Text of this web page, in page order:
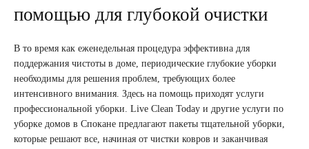
помощью для глубокой очистки
В то время как еженедельная процедура эффективна для
поддержания чистоты в доме, периодические глубокие уборки
необходимы для решения проблем, требующих более
интенсивного внимания. Здесь на помощь приходят услуги
профессиональной уборки. Live Clean Today и другие услуги по
уборке домов в Спокане предлагают пакеты тщательной уборки,
которые решают все, начиная от чистки ковров и заканчивая